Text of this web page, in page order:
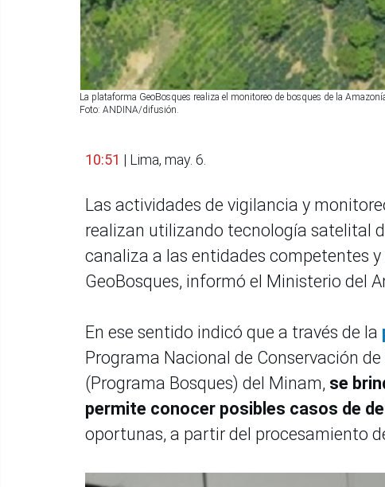
La plataforma GeoBosques realiza el monitoreo de bosques de la
Foto: ANDINA/difusión.
10:51 | Lima, may. 6.
Las actividades de vigilancia y
realizan utilizando tecnología satelital
canaliza a las entidades competentes
GeoBosques, informó el Ministerio del
En ese sentido indicó que a través de la
Programa Nacional de Conservación
(Programa Bosques) del Minam, se
permite conocer posibles casos de
oportunas, a partir del procesamiento